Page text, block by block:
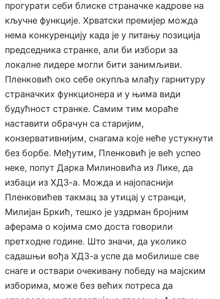
прогурати себи блиске страначке кадрове на
кључне функције. Хрватски премијер можда
нема конкуренцију када је у питању позиција
председника странке, али би избори за
локалне лидере могли бити занимљиви.
Пленковић око себе окупља млађу гарнитуру
страначких функционера и у њима види
будућност странке. Самим тим мораће
наставити обрачун са старијим,
конзервативнијим, снагама које неће устукнути
без борбе. Међутим, Пленковић је већ успео
неке, попут Дарка Милиновића из Лике, да
избаци из ХДЗ-а. Можда и најопаснији
Пленковићев такмац за утицај у странци,
Милијан Бркић, тешко је уздрман бројним
аферама о којима смо доста говорили
претходне године. Што значи, да уколико
садашњи вођа ХДЗ-а успе да мобилише све
снаге и оствари очекивану победу на мајским
изборима, може без већих потреса да